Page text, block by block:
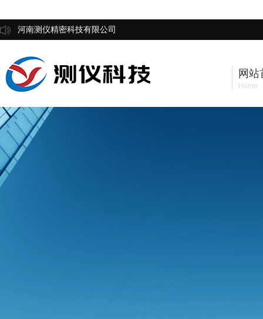
河南测仪精密科技有限公司
网站
Home